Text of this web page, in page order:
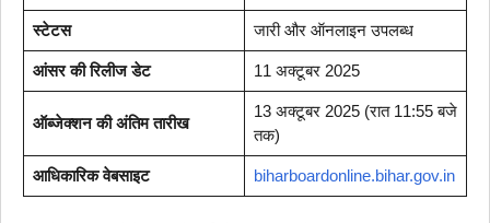
स्टेटस जारी और ऑनलाइन उपलब्ध
आंसर की रिलीज डेट 11 अक्टूबर 2025
ऑब्जेक्शन की अंतिम तारीख
13 अक्टूबर 2025 (रात 11:55 बजे
तक)
आधिकारिक वेबसाइट biharboardonline.bihar.gov.in